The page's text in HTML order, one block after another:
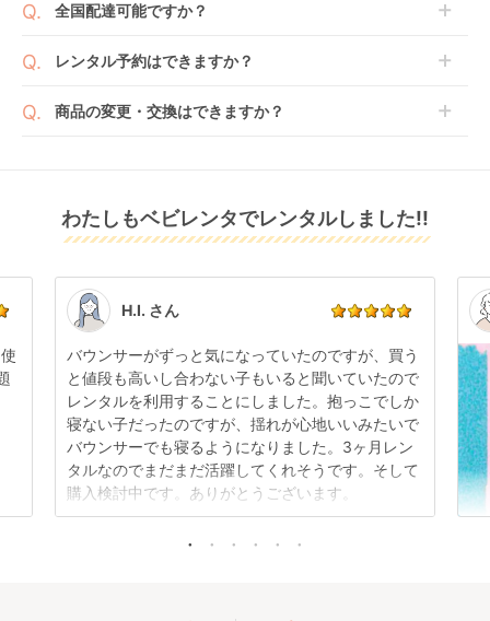
となる場合がございます。その際、メーカーの都合に
場合や、在庫切れによりご注文をキャンセルさせてい
い。
※万が一キャンセルとなった場合には、代金は全額ご
てお届けしております。そのため、小さなキズや使用
感はございますが、故障や大きなキズ、シミなどのリ
す。
点検清掃については
もご確認ください。
ョンをご購入ください。
詳しくはこちらをご確認ください。
へ入れ、カートページから住所を入力すると送料が確
全国配達可能ですか？
※空港への配達はご対応できかねますのであらかじめ
レンタル予約はできますか？
可能ですので、商品のご注文時にご希望のお日にちに
商品の変更・交換はできますか？
また、レンタル期間の変更も商品発送前であれば変更
可能です。
い。
わたしもベビレンタでレンタルしました!!
H.I. さん
バウンサーがずっと気になっていたのですが、買う
と値段も高いし合わない子もいると聞いていたので
レンタルを利用することにしました。抱っこでしか
寝ない子だったのですが、揺れが心地いいみたいで
バウンサーでも寝るようになりました。3ヶ月レン
タルなのでまだまだ活躍してくれそうです。そして
購入検討中です。ありがとうございます。